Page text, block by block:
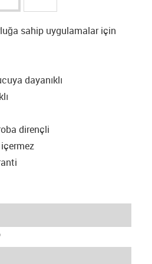
sahip uygulamalar için
dayanıklı
dirençli